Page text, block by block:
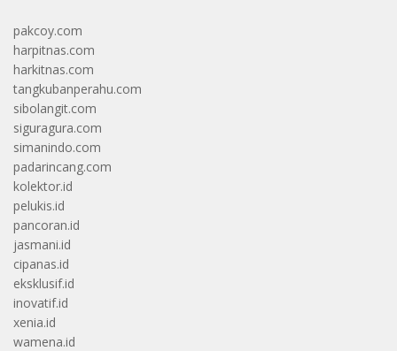
pakcoy.com
harpitnas.com
harkitnas.com
tangkubanperahu.com
sibolangit.com
siguragura.com
simanindo.com
padarincang.com
kolektor.id
pelukis.id
pancoran.id
jasmani.id
cipanas.id
eksklusif.id
inovatif.id
xenia.id
wamena.id